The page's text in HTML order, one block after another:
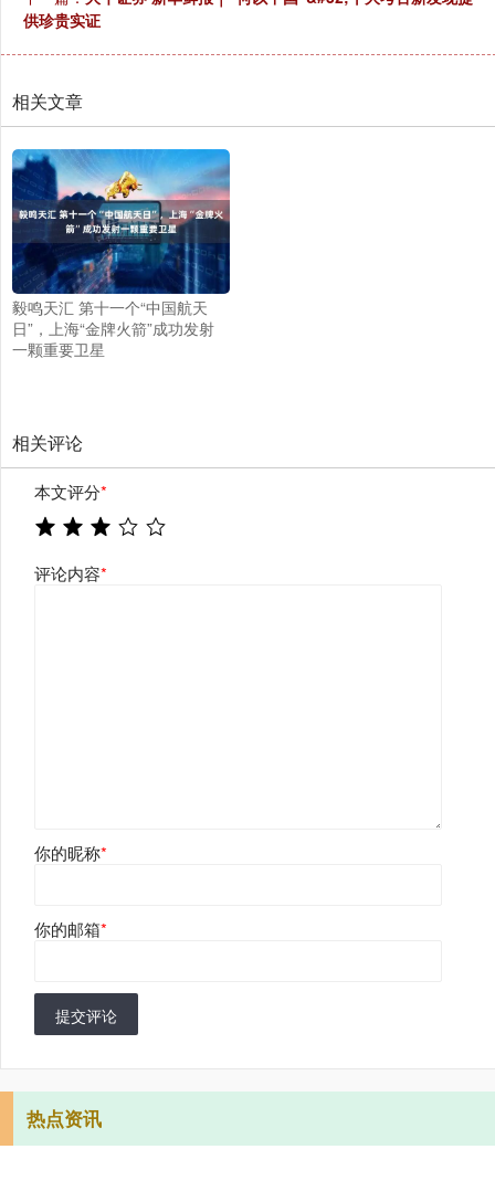
供珍贵实证
相关文章
毅鸣天汇 第十一个“中国航天
日”，上海“金牌火箭”成功发射
一颗重要卫星
相关评论
本文评分*
评论内容*
你的昵称*
你的邮箱*
提交评论
热点资讯